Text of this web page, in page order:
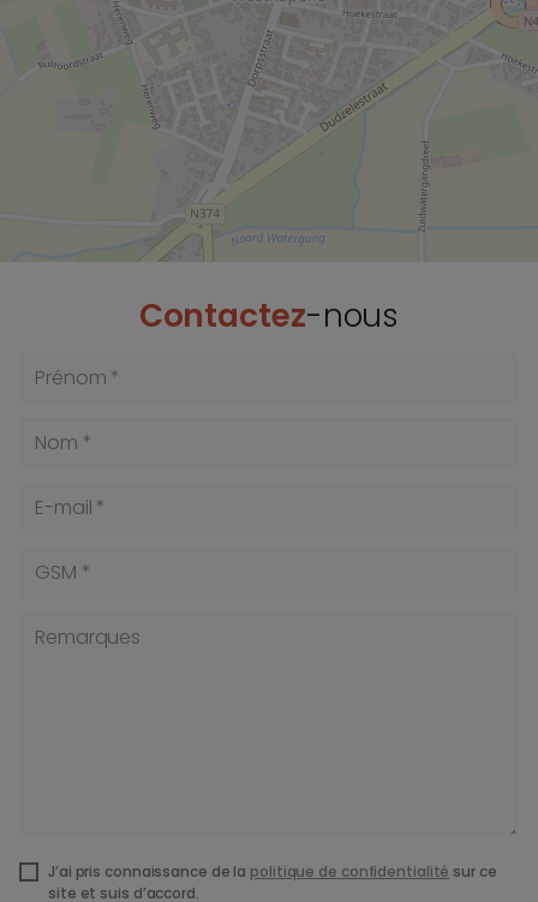
Contactez-nous
Prénom *
Nom *
E-mail *
GSM *
Remarques
J’ai pris connaissance de la politique de confidentialité sur ce
site et suis d’accord.